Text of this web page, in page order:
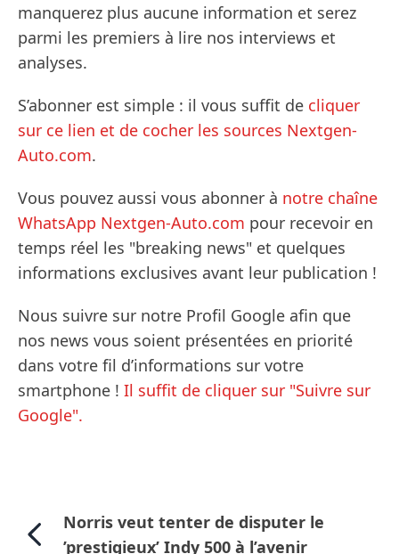
manquerez plus aucune information et serez
parmi les premiers à lire nos interviews et
analyses.
S’abonner est simple : il vous suffit de cliquer
sur ce lien et de cocher les sources Nextgen-
Auto.com.
Vous pouvez aussi vous abonner à notre chaîne
WhatsApp Nextgen-Auto.com pour recevoir en
temps réel les "breaking news" et quelques
informations exclusives avant leur publication !
Nous suivre sur notre Profil Google afin que
nos news vous soient présentées en priorité
dans votre fil d’informations sur votre
smartphone ! Il suffit de cliquer sur "Suivre sur
Google".
Norris veut tenter de disputer le
’prestigieux’ Indy 500 à l’avenir